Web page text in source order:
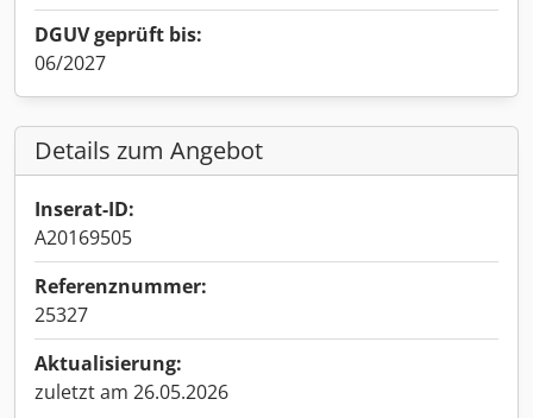
DGUV geprüft bis:
06/2027
Details zum Angebot
Inserat-ID:
A20169505
Referenznummer:
25327
Aktualisierung:
zuletzt am 26.05.2026